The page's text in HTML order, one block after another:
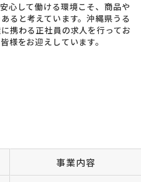
心して働ける環境こそ、商品や
ると考えています。沖縄県うる
携わる正社員の求人を行ってお
様をお迎えしています。
事業内容